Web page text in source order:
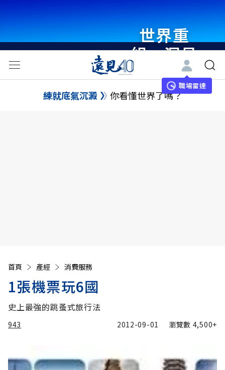
世界重
組・洞見
未來 與
世界領袖
職場雷達
練就底氣沉澱 你看懂世界了嗎？
首頁 產經 消費服務
1張機票玩6國
史上最強的跳蚤式旅行法
943 2012-09-01 瀏覽數 4,500+